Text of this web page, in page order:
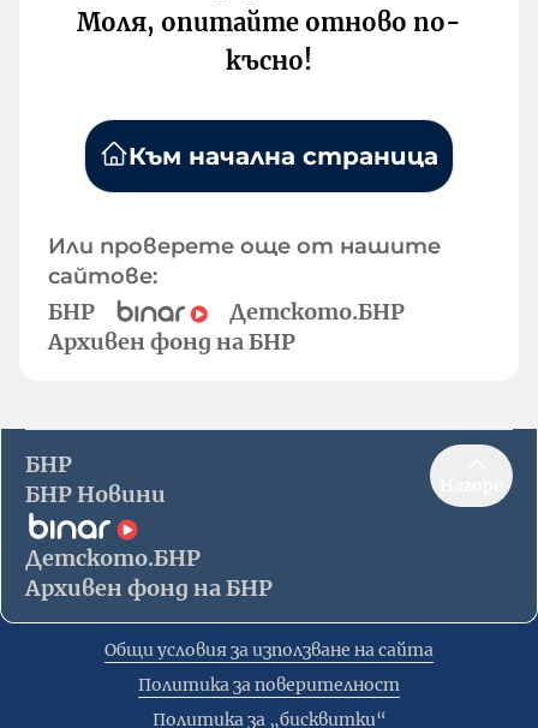
Моля, опитайте отново по-
късно!
Към начална страница
Или проверете още от нашите
сайтове:
БНР
Детското.БНР
Архивен фонд на БНР
БНР
БНР Новини
Детското.БНР
Архивен фонд на БНР
Общи условия за използване на сайта
Политика за поверителност
Политика за „бисквитки“